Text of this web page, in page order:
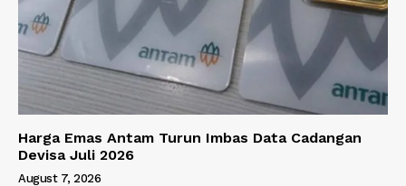
Harga Emas Antam Turun Imbas Data Cadangan
Devisa Juli 2026
August 7, 2026